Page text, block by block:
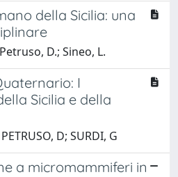
della Sicilia: una
D.; Sineo, L.
I
Sicilia e della
D; SURDI, G
a micromammiferi in